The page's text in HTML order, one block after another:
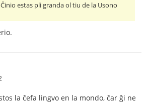
estas pli granda ol tiu de la Usono
la ĉefa lingvo en la mondo, ĉar ĝi ne